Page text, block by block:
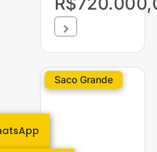
Saco Grande